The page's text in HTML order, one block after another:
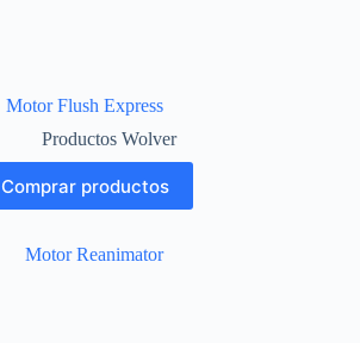
Motor Flush Express
Productos Wolver
Comprar productos